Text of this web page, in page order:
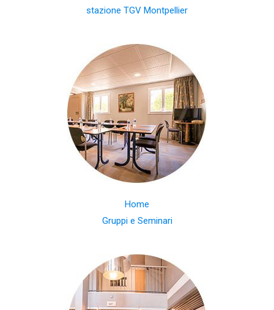
stazione TGV Montpellier
Home
Gruppi e Seminari